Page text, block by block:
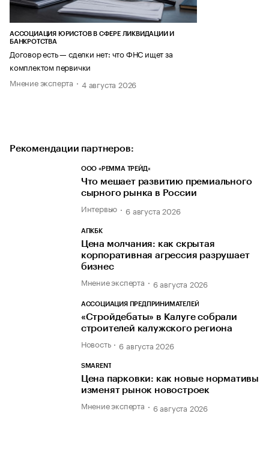
АССОЦИАЦИЯ ЮРИСТОВ В СФЕРЕ ЛИКВИДАЦИИ И
БАНКРОТСТВА
Договор есть — сделки нет: что ФНС ищет за
комплектом первички
Мнение эксперта
4 августа 2026
Рекомендации партнеров:
ООО «РЕММА ТРЕЙД»
Что мешает развитию премиального
сырного рынка в России
Интервью 6 августа 2026
АПКБК
Цена молчания: как скрытая
корпоративная агрессия разрушает
бизнес
Мнение эксперта 6 августа 2026
АССОЦИАЦИЯ ПРЕДПРИНИМАТЕЛЕЙ
«Стройдебаты» в Калуге собрали
строителей калужского региона
Новость 6 августа 2026
SMARENT
Цена парковки: как новые нормативы
изменят рынок новостроек
Мнение эксперта 6 августа 2026